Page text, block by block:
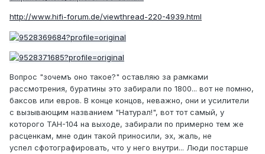
http://www.hifi-forum.de/viewthread-220-4939.html
Вопрос "зочемъ оно такое?" оставляю за рамками
рассмотрения, буратины это забирали по 1800... вот не помню,
баксов или евров. В конце концов, неважно, они и усилители
с вызывающим названием "Натурал!", вот тот самый, у
которого ТАН-104 на выходе, забирали по примерно тем же
расценкам, мне один такой приносили, эх, жаль, не
успел сфотографировать, что у него внутри... Люди постарше